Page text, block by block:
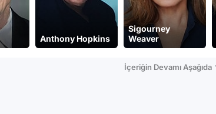
Anthony Hopkins
Sigourney
Weaver
İçeriğin Devamı Aşağıda